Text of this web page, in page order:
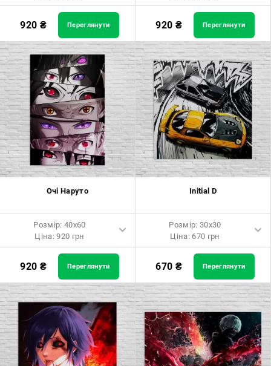
Розмір: 40x60 Ціна: 920 грн
Розмір: 60x90 Ціна: 1650 грн
Розмір: 80x120 Ціна: 2050 грн
920 ₴ Переглянути
Розмір: 40x60 Ціна: 920 грн
Розмір: 60x90 Ціна: 1650 грн
Розмір: 80x120 Ціна: 2050 грн
920 ₴ Переглянути
Очі Наруто
Розмір: 40x60
Ціна: 920 грн
Розмір: 40x60 Ціна: 920 грн
Розмір: 60x90 Ціна: 1650 грн
Розмір: 80x120 Ціна: 2050 грн
920 ₴ Переглянути
Initial D
Розмір: 30x30
Ціна: 670 грн
Розмір: 30x30 Ціна: 670 грн
Розмір: 40x40 Ціна: 840 грн
Розмір: 50x50 Ціна: 970 грн
Розмір: 60x60 Ціна: 1290 грн
670 ₴ Переглянути